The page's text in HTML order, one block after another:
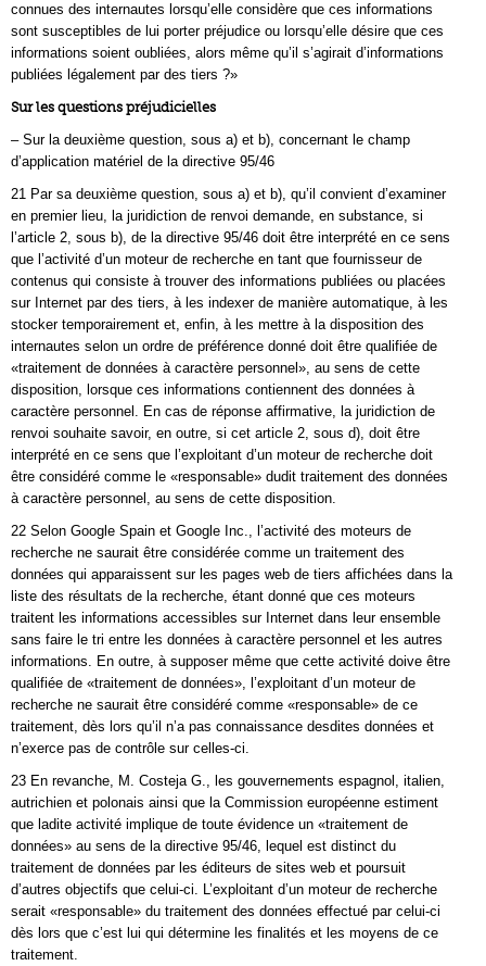
connues des internautes lorsqu’elle considère que ces informations
sont susceptibles de lui porter préjudice ou lorsqu’elle désire que ces
informations soient oubliées, alors même qu’il s’agirait d’informations
publiées légalement par des tiers ?»
Sur les questions préjudicielles
– Sur la deuxième question, sous a) et b), concernant le champ
d’application matériel de la directive 95/46
21 Par sa deuxième question, sous a) et b), qu’il convient d’examiner
en premier lieu, la juridiction de renvoi demande, en substance, si
l’article 2, sous b), de la directive 95/46 doit être interprété en ce sens
que l’activité d’un moteur de recherche en tant que fournisseur de
contenus qui consiste à trouver des informations publiées ou placées
sur Internet par des tiers, à les indexer de manière automatique, à les
stocker temporairement et, enfin, à les mettre à la disposition des
internautes selon un ordre de préférence donné doit être qualifiée de
«traitement de données à caractère personnel», au sens de cette
disposition, lorsque ces informations contiennent des données à
caractère personnel. En cas de réponse affirmative, la juridiction de
renvoi souhaite savoir, en outre, si cet article 2, sous d), doit être
interprété en ce sens que l’exploitant d’un moteur de recherche doit
être considéré comme le «responsable» dudit traitement des données
à caractère personnel, au sens de cette disposition.
22 Selon Google Spain et Google Inc., l’activité des moteurs de
recherche ne saurait être considérée comme un traitement des
données qui apparaissent sur les pages web de tiers affichées dans la
liste des résultats de la recherche, étant donné que ces moteurs
traitent les informations accessibles sur Internet dans leur ensemble
sans faire le tri entre les données à caractère personnel et les autres
informations. En outre, à supposer même que cette activité doive être
qualifiée de «traitement de données», l’exploitant d’un moteur de
recherche ne saurait être considéré comme «responsable» de ce
traitement, dès lors qu’il n’a pas connaissance desdites données et
n’exerce pas de contrôle sur celles-ci.
23 En revanche, M. Costeja G., les gouvernements espagnol, italien,
autrichien et polonais ainsi que la Commission européenne estiment
que ladite activité implique de toute évidence un «traitement de
données» au sens de la directive 95/46, lequel est distinct du
traitement de données par les éditeurs de sites web et poursuit
d’autres objectifs que celui-ci. L’exploitant d’un moteur de recherche
serait «responsable» du traitement des données effectué par celui-ci
dès lors que c’est lui qui détermine les finalités et les moyens de ce
traitement.